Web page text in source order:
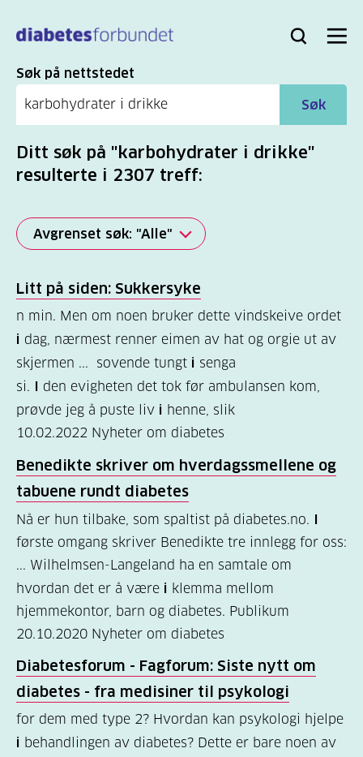
hovedinnhold
Bli
Logg
Søk Meny
Søk
Søk på nettstedet
Søk
Ditt søk på "karbohydrater i drikke"
resulterte i 2307 treff:
Avgrenset søk: "Alle"
(2277)
Mer
(806)
Kosthold
og
oppskrifter
(690)
Om
oss
Tilbud
til
deg
(195)
For
helsepersonell
(157)
Litt på siden: Sukkersyke
n min. Men om noen bruker dette vindskeive ordet
i dag, nærmest renner eimen av hat og orgie ut av
skjermen ... sovende tungt i senga
si. I den evigheten det tok før ambulansen kom,
prøvde jeg å puste liv i henne, slik
10.02.2022 Nyheter om diabetes
Benedikte skriver om hverdagssmellene og
tabuene rundt diabetes
Nå er hun tilbake, som spaltist på diabetes.no. I
første omgang skriver Benedikte tre innlegg for oss:
... Wilhelmsen-Langeland ha en samtale om
hvordan det er å være i klemma mellom
hjemmekontor, barn og diabetes. Publikum
20.10.2020 Nyheter om diabetes
Diabetesforum - Fagforum: Siste nytt om
diabetes - fra medisiner til psykologi
for dem med type 2? Hvordan kan psykologi hjelpe
i behandlingen av diabetes? Dette er bare noen av